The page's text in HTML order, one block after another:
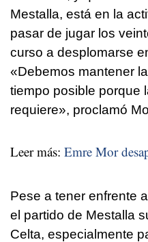
Mestalla, está en la
pasar de jugar los
curso a desplomarse
«Debemos mantener
tiempo posible porque
requiere», proclamó
Leer más: Emre Mor
Pese a tener enfrente
el partido de Mestalla
Celta, especialmente